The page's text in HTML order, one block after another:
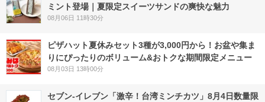
ミント登場｜夏限定スイーツサンドの爽快な魅力
08月06日 11時30分
ピザハット夏休みセット3種が3,000円から！お盆や集ま
りにぴったりのボリューム&おトクな期間限定メニュー
08月03日 13時00分
セブン-イレブン「激辛！台湾ミンチカツ」8月4日数量限